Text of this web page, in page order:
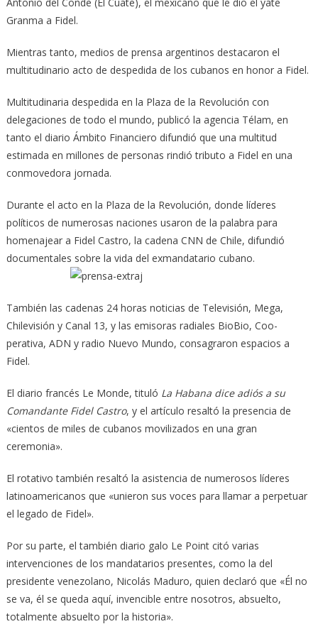
Granma a Fidel.
Mientras tanto, medios de prensa argentinos destacaron el
multitudinario acto de despedida de los cubanos en honor a Fidel.
Multitudinaria despedida en la Plaza de la Revolución con
delegaciones de todo el mundo, publicó la agencia Té­lam, en
tanto el diario Ámbito Finan­ciero difundió que una multitud
estimada en millones de personas rindió tributo a Fidel en una
conmovedora jornada.
Du­rante el acto en la Plaza de la Re­vo­lución, donde líderes
políticos de numerosas naciones usaron de la palabra para
homenajear a Fidel Castro, la cadena CNN de Chile, difundió
documentales sobre la vida del exmandatario cubano.
También las cadenas 24 horas noticias de Televisión, Mega,
Chilevisión y Canal 13, y las emisoras radiales BioBio, Coo­
perativa, ADN y radio Nuevo Mun­do, consagraron espacios a
Fidel.
El diario francés Le Monde, tituló La Habana dice adiós a su
Comandante Fidel Castro, y el artículo resaltó la presencia de
«cientos de miles de cubanos movilizados en una gran
ceremonia».
El rotativo también resaltó la asistencia de numerosos líderes
latinoamericanos que «unieron sus voces para llamar a perpetuar
el legado de Fidel».
Por su parte, el también diario galo Le Point citó varias
intervenciones de los mandatarios presentes, como la del
presidente venezolano, Nicolás Maduro, quien declaró que «Él no
se va, él se queda aquí, invencible entre noso­tros, absuelto,
totalmente absuelto por la historia».